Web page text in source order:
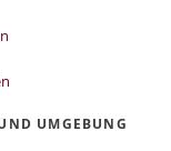
UMGEBUNG